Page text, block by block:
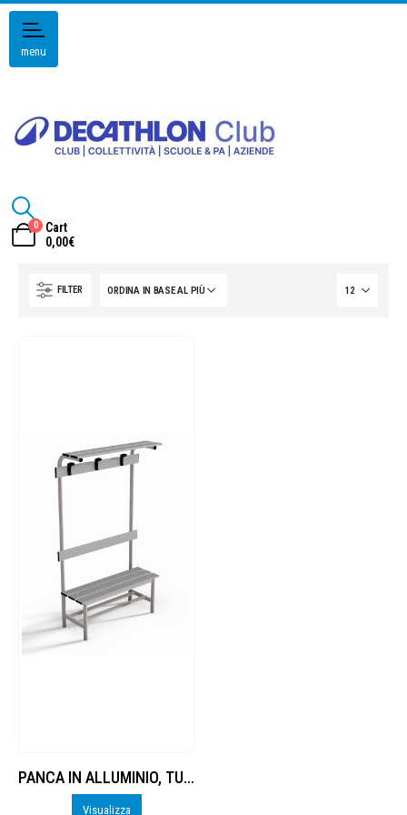
menu
0
Cart
0,00€
FILTER
PANCA IN ALLUMINIO, TUBO TONDO DIAMETRO 40 MM, DOGHE IN IN ALLUMINIO, LUNGHEZZA 1 M, COMPLETA
Visualizza